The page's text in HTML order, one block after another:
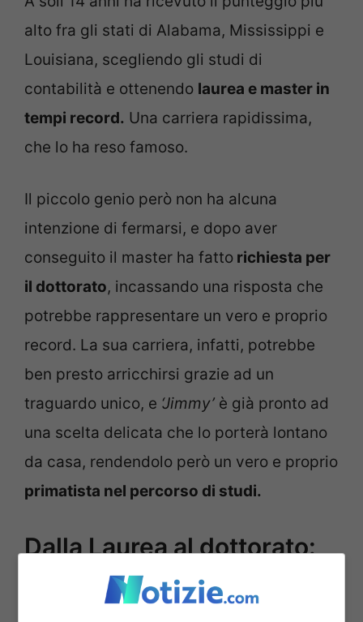
alto fra gli stati di Alabama, Mississippi e
Louisiana, scegliendo gli studi di
contabilità e ottenendo laurea e master in
tempi record. Una carriera rapidissima,
che lo ha reso famoso.
Il piccolo genio però non ha alcuna
intenzione di fermarsi, e dopo aver
conseguito il master ha fatto richiesta per
il dottorato, incassando una risposta che
potrebbe rappresentare un vero e proprio
record. La sua carriera, infatti, potrebbe
ben presto arricchirsi grazie ad un
traguardo unico, e ‘Jimmy’ è già pronto ad
una scelta delicata che lo porterà lontano
da casa, rendendolo però un vero e proprio
primatista nel percorso di studi.
Dalla Laurea al dottorato:
‘Jimmy’ fra i più giovani al